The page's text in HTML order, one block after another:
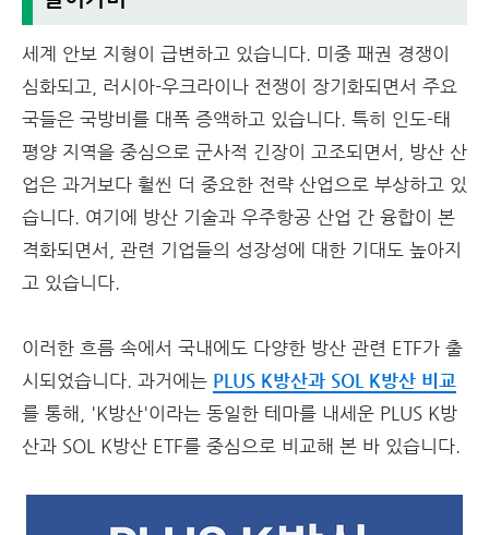
세계 안보 지형이 급변하고 있습니다. 미중 패권 경쟁이
심화되고, 러시아-우크라이나 전쟁이 장기화되면서 주요
국들은 국방비를 대폭 증액하고 있습니다. 특히 인도-태
평양 지역을 중심으로 군사적 긴장이 고조되면서, 방산 산
업은 과거보다 훨씬 더 중요한 전략 산업으로 부상하고 있
습니다. 여기에 방산 기술과 우주항공 산업 간 융합이 본
격화되면서, 관련 기업들의 성장성에 대한 기대도 높아지
고 있습니다.
이러한 흐름 속에서 국내에도 다양한 방산 관련 ETF가 출
시되었습니다. 과거에는 PLUS K방산과 SOL K방산 비교
를 통해, 'K방산'이라는 동일한 테마를 내세운 PLUS K방
산과 SOL K방산 ETF를 중심으로 비교해 본 바 있습니다.